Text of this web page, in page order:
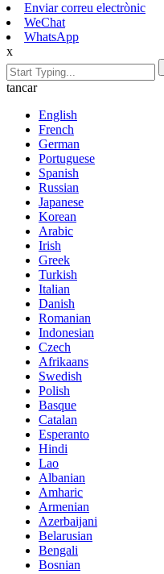
Enviar correu electrònic
WeChat
WhatsApp
x
tancar
English
French
German
Portuguese
Spanish
Russian
Japanese
Korean
Arabic
Irish
Greek
Turkish
Italian
Danish
Romanian
Indonesian
Czech
Afrikaans
Swedish
Polish
Basque
Catalan
Esperanto
Hindi
Lao
Albanian
Amharic
Armenian
Azerbaijani
Belarusian
Bengali
Bosnian